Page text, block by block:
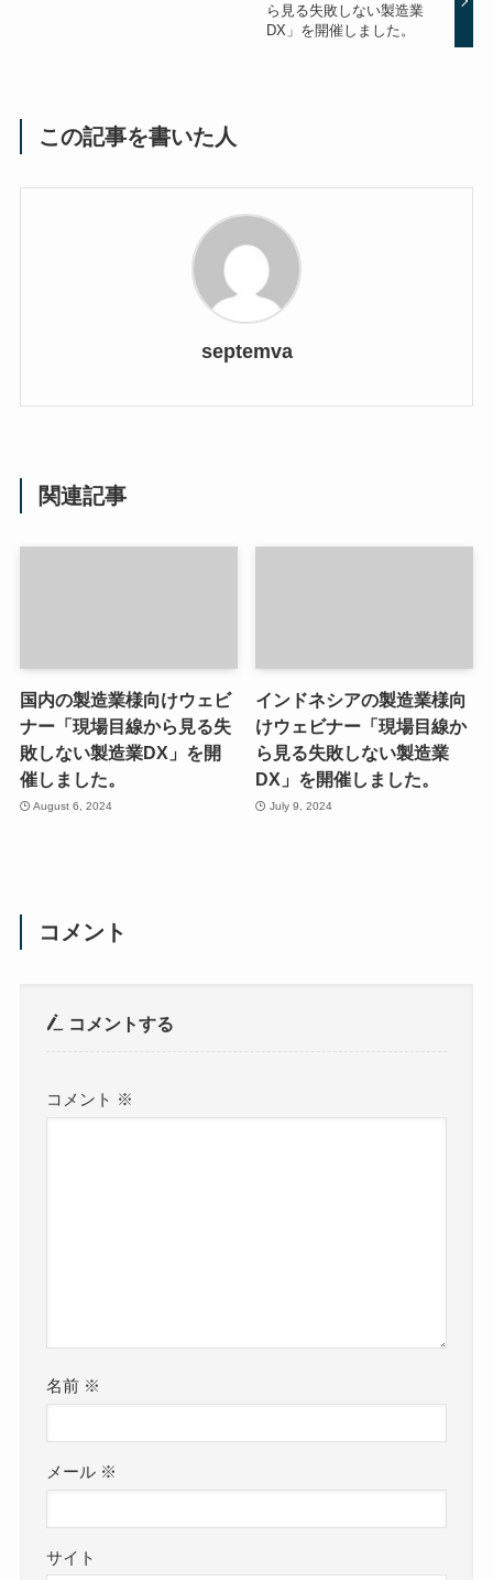
ら見る失敗しない製造業
DX」を開催しました。
この記事を書いた人
septemva
関連記事
国内の製造業様向けウェビ
ナー「現場目線から見る失
敗しない製造業DX」を開
催しました。
August 6, 2024
インドネシアの製造業様向
けウェビナー「現場目線か
ら見る失敗しない製造業
DX」を開催しました。
July 9, 2024
コメント
コメントする
コメント ※
名前 ※
メール ※
サイト